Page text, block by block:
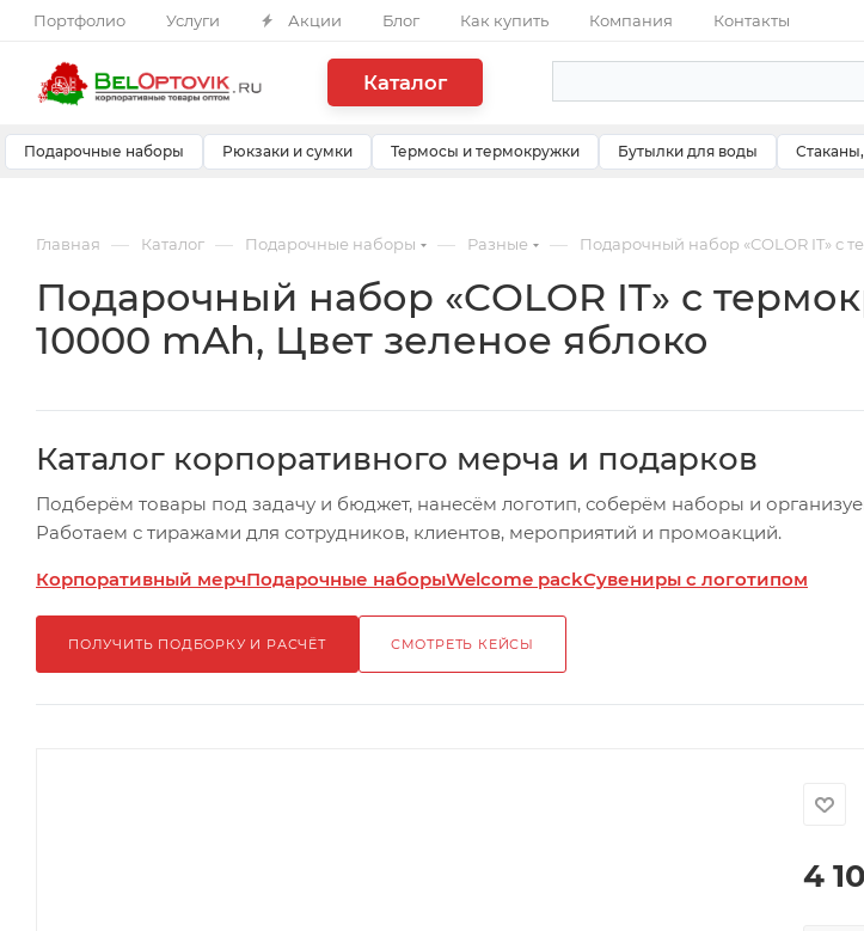
Портфолио Услуги Акции Блог Как купить Компания Контакты
Каталог
Подарочные наборы Рюкзаки и сумки Термосы и термокружки Бутылки для воды
Главная — Каталог — Подарочные наборы — Разные — Подарочный набор «COLOR IT» с
Подарочный набор «COLOR IT» с
10000 mAh, Цвет зеленое яблоко
Каталог корпоративного мерча и подарков
Подберём товары под задачу и бюджет, нанесём логотип, соберём наборы и
Работаем с тиражами для сотрудников, клиентов, мероприятий и промоакций.
Корпоративный мерчПодарочные наборыWelcome packСувениры с логотипом
ПОЛУЧИТЬ ПОДБОРКУ И РАСЧЁТ СМОТРЕТЬ КЕЙСЫ
4